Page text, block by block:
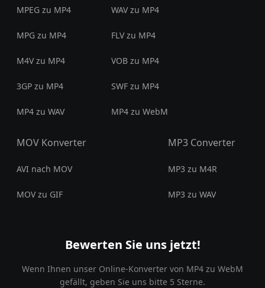
MPEG zu MP4 WAV zu MP4
MPG zu MP4 FLV zu MP4
M4V zu MP4 VOB zu MP4
3GP zu MP4 SWF zu MP4
MP4 zu WAV MP4 zu WebM
MOV Konverter
AVI nach MOV
MOV zu GIF
MP3 Converter
MP3 zu M4R
MP3 zu WAV
Bewerten Sie uns jetzt!
Wenn Ihnen unser Online-Konverter von MP4 zu WebM
gefällt, geben Sie uns bitte 5 Sterne.